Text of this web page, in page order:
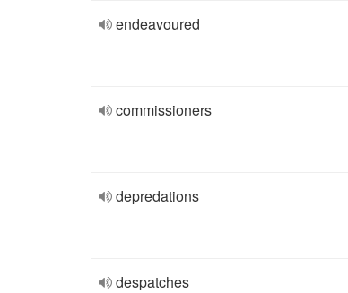
endeavoured
commissioners
depredations
despatches